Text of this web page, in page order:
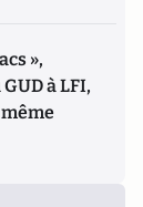
»,
à LFI,